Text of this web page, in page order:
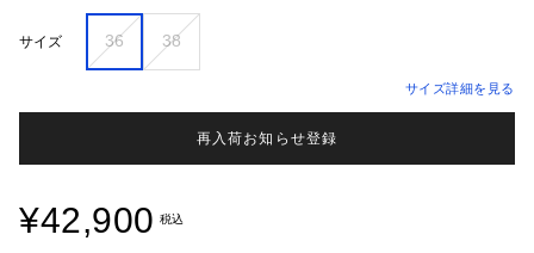
サイズ 36 38
サイズ詳細を見る
再入荷お知らせ登録
¥42,900 税込